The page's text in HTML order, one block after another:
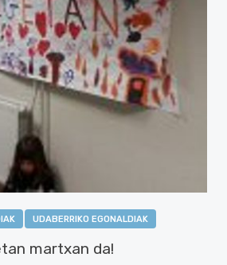
UDABERRIKO EGONALDIAK
martxan da!